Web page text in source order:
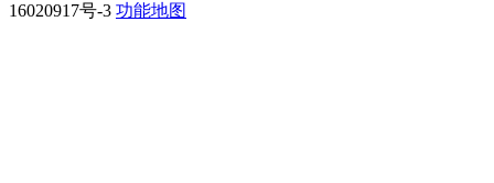
16020917号-3 功能地图